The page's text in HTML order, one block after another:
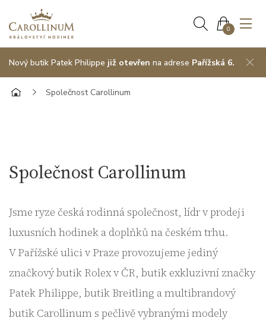
0
Nový butik Patek Philippe již otevřen na adrese Pařížská 6.
Společnost Carollinum
Společnost Carollinum
Jsme ryze česká rodinná společnost, lídr v prodeji
luxusních hodinek a doplňků na českém trhu.
V Pařížské ulici v Praze provozujeme jediný
značkový butik Rolex v ČR, butik exkluzivní značky
Patek Philippe, butik Breitling a multibrandový
butik Carollinum s pečlivě vybranými modely